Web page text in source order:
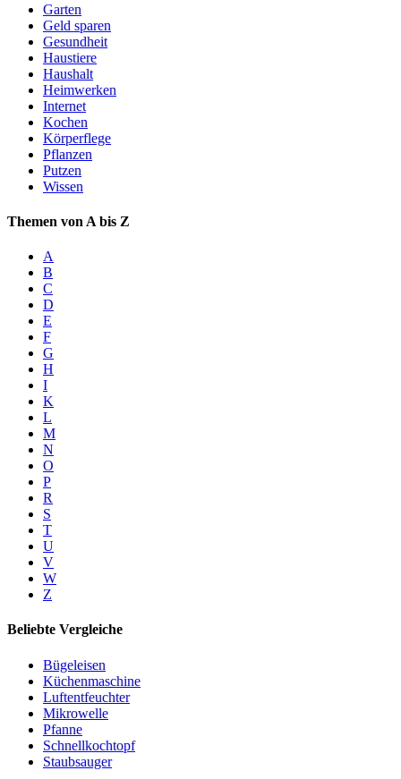
Garten
Geld sparen
Gesundheit
Haustiere
Haushalt
Heimwerken
Internet
Kochen
Körperflege
Pflanzen
Putzen
Wissen
Themen von A bis Z
A
B
C
D
E
F
G
H
I
K
L
M
N
O
P
R
S
T
U
V
W
Z
Beliebte Vergleiche
Bügeleisen
Küchenmaschine
Luftentfeuchter
Mikrowelle
Pfanne
Schnellkochtopf
Staubsauger